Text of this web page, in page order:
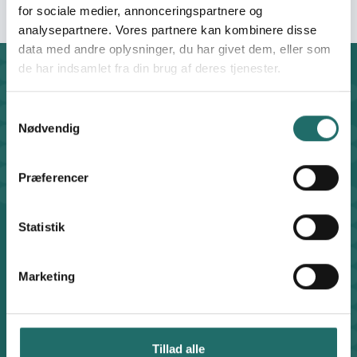
for sociale medier, annonceringspartnere og
analysepartnere. Vores partnere kan kombinere disse
data med andre oplysninger, du har givet dem, eller som
de har indsamlet fra din brug af deres tjenester.
Nødvendig
Præferencer
Statistik
Marketing
Tillad alle
Klosterport 4x, 8000 Aarhus
cisu@cisu.dk
Genveje
Artikler
Indgiv en klage
Persondatapolitik